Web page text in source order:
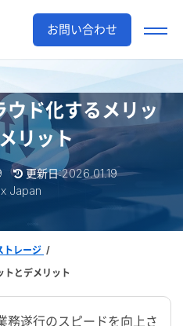
お問い合わせ
ド化するメリッ
リット
更新日:2026.01.19
Japan
トレージ
トとデメリット
務遂行のスピードを向上さ